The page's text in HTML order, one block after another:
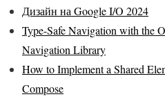
Дизайн на Google I/O 2024
Type-Safe Navigation with the
Navigation Library
How to Implement a Shared
Compose